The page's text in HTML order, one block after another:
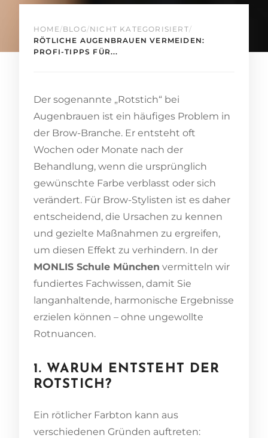
HOME/BLOG/NICHT KATEGORISIERT/
RÖTLICHE AUGENBRAUEN VERMEIDEN:
PROFI-TIPPS FÜR...
Der sogenannte „Rotstich“ bei
Augenbrauen ist ein häufiges Problem in
der Brow-Branche. Er entsteht oft
Wochen oder Monate nach der
Behandlung, wenn die ursprünglich
gewünschte Farbe verblasst oder sich
verändert. Für Brow-Stylisten ist es daher
entscheidend, die Ursachen zu kennen
und gezielte Maßnahmen zu ergreifen,
um diesen Effekt zu verhindern. In der
MONLIS Schule München vermitteln wir
fundiertes Fachwissen, damit Sie
langanhaltende, harmonische Ergebnisse
erzielen können – ohne ungewollte
Rotnuancen.
1. WARUM ENTSTEHT DER
ROTSTICH?
Ein rötlicher Farbton kann aus
verschiedenen Gründen auftreten: